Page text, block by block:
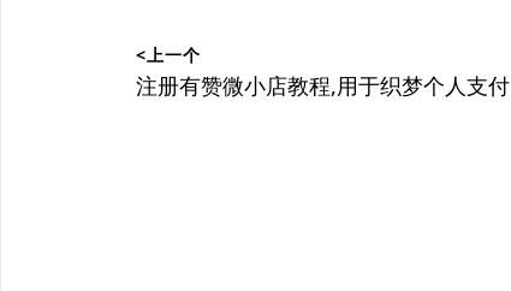
章
<上一个
上
注册有赞微小店教程,用于织梦个人支付